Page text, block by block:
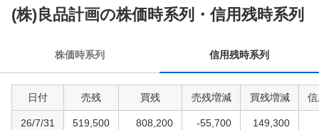
(株)良品計画の株価時系列・信用残時系列
株価時系列 信用残時系列
日付 売残 買残 売残増減 買残増減
26/7/31 519,500 808,200 -55,700 149,300